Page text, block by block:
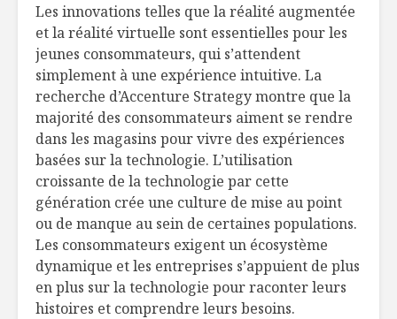
Les innovations telles que la réalité augmentée
et la réalité virtuelle sont essentielles pour les
jeunes consommateurs, qui s’attendent
simplement à une expérience intuitive. La
recherche d’Accenture Strategymontre que la
majorité des consommateurs aiment se rendre
dans les magasins pour vivre des expériences
basées sur la technologie. L’utilisation
croissante de la technologie par cette
génération crée une culture de mise au point
ou de manque au sein de certaines populations.
Les consommateurs exigent un écosystème
dynamique et les entreprises s’appuient de plus
en plus sur la technologie pour raconter leurs
histoires et comprendre leurs besoins.